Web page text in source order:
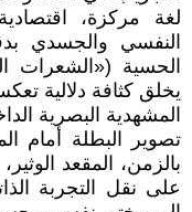
لغة مركزة،
النفسي والجسدي
الحسية («الشعرات
يخلق كثافة دلالية
المشهدية البصرية
تصوير البطلة أمام
بالزمن، المقعد
على نقل التجربة